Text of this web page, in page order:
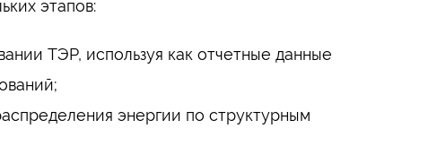
этапов:
ТЭР, используя как отчетные данные
энергии по структурным